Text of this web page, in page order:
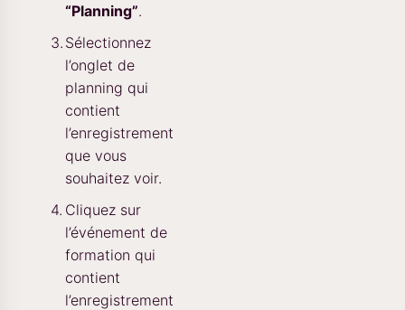
“Planning”.
Sélectionnez
l’onglet de
planning qui
contient
l’enregistrement
que vous
souhaitez voir.
Cliquez sur
l’événement de
formation qui
contient
l’enregistrement